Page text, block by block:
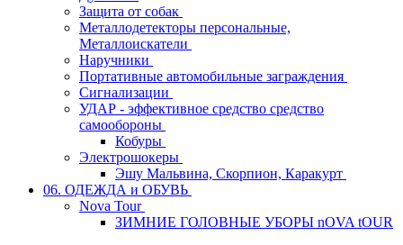
Защита от собак
Металлодетекторы персональные,
Металлоискатели
Наручники
Портативные автомобильные заграждения
Сигнализации
УДАР - эффективное средство средство
самообороны
Кобуры
Электрошокеры
Эшу Мальвина, Скорпион, Каракурт
06. ОДЕЖДА и ОБУВЬ
Nova Tour
ЗИМНИЕ ГОЛОВНЫЕ УБОРЫ nOVA tOUR